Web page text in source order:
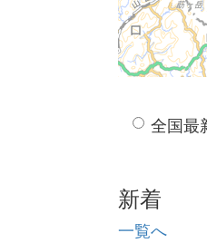
全国最
新着
一覧へ